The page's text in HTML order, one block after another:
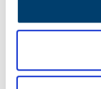
De meermin van het